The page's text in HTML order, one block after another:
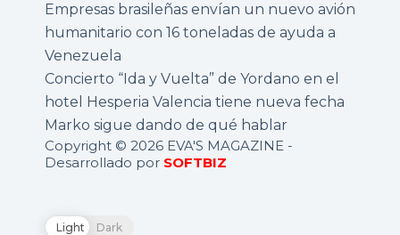
Empresas brasileñas envían un nuevo avión
humanitario con 16 toneladas de ayuda a
Venezuela
Concierto “Ida y Vuelta” de Yordano en el
hotel Hesperia Valencia tiene nueva fecha
Marko sigue dando de qué hablar
Copyright © 2026 EVA'S MAGAZINE -
Desarrollado por SOFTBIZ
Light Dark